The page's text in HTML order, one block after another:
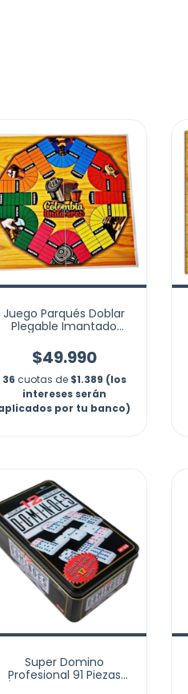
Juego Parqués Doblar
Plegable Imantado
$49.990
36 cuotas de $1.389 (los
intereses serán
por tu banco)
Super Domino
Profesional 91 Piezas